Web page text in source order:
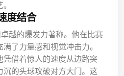
度结合
越的爆发力著称。他在比赛
了力量感和视觉冲击力。
借着惊人的速度从边路突
的头球攻破对方大门。这